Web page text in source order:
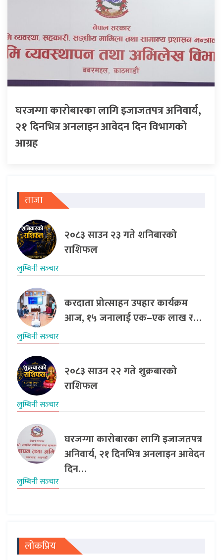
घरजग्गा कारोबारका लागि इजाजतपत्र अनिवार्य,
२१ दिनभित्र अनलाइन आवेदन दिन विभागको
आग्रह
ताजा
२०८३ साउन २३ गते शनिबारको
राशिफल
लुम्बिनी सञ्‍चार
करदाता प्रोत्साहन उपहार कार्यक्रम
आज, १५ जनालाई एक–एक लाख र…
लुम्बिनी सञ्‍चार
२०८३ साउन २२ गते शुक्रबारको
राशिफल
लुम्बिनी सञ्‍चार
घरजग्गा कारोबारका लागि इजाजतपत्र
अनिवार्य, २१ दिनभित्र अनलाइन आवेदन
दिन…
लुम्बिनी सञ्‍चार
लोकप्रिय